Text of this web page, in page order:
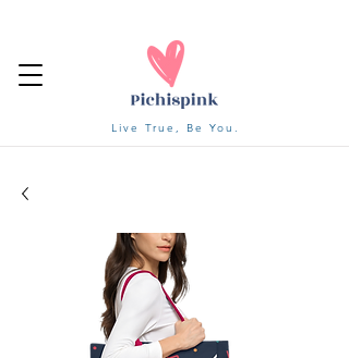
Live True, Be You.